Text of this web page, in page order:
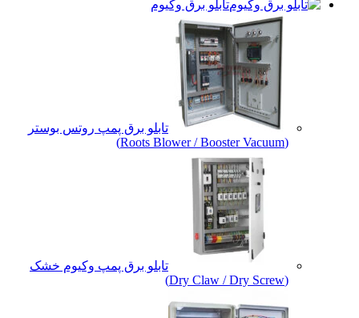
تابلو برق وکیوم
تابلو برق پمپ روتس بوستر
(Roots Blower / Booster Vacuum)
تابلو برق پمپ وکیوم خشک
(Dry Claw / Dry Screw)